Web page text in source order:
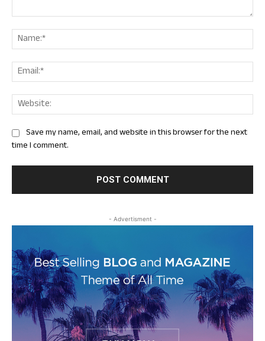
Save my name, email, and website in this browser for the next
time I comment.
- Advertisment -